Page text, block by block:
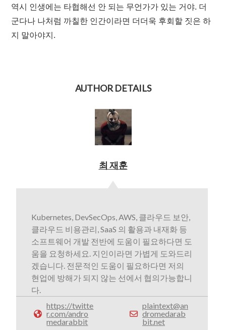
역시 인생에는 타협해선 안 되는 무언가가 있는 거야. 더
군다나 나처럼 까칠한 인간이라면 더더욱 후회할 짓은 하
지 말아야지.
AUTHOR DETAILS
최 재훈
Kubernetes, DevSecOps, AWS, 클라우드 보안,
클라우드 비용관리, SaaS 의 활용과 내재화 등
소프트웨어 개발 전반에 도움이 필요하다면 도
움을 요청하세요. 지인이라면 가볍게 도와드리
겠습니다. 전문적인 도움이 필요하다면 저의
현업에 방해가 되지 않는 선에서 협의가능합니
다.
https://twitte
r.com/andro
medarabbit
plaintext@an
dromedarab
bit.net